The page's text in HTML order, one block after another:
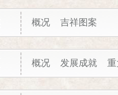
概况 吉祥图案
概况 发展成就